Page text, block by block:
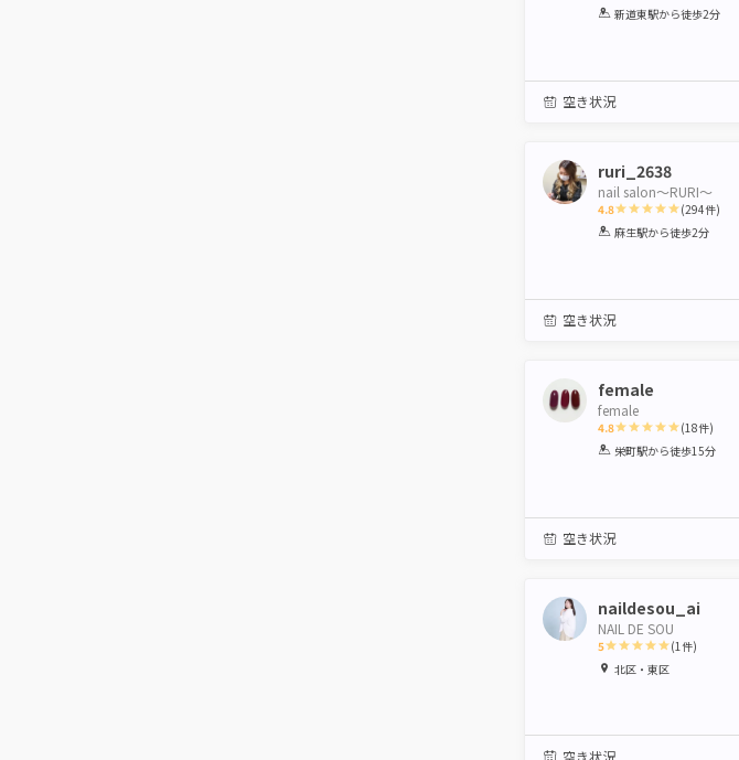
1 2 3 4 5
新道東駅から徒歩2分
空き状況
ruri_2638
nail salon〜RURI〜
4.8
1 2 3 4 5
(294件)
麻生駅から徒歩2分
空き状況
female
female
4.8
1 2 3 4 5
(18件)
栄町駅から徒歩15分
空き状況
naildesou_ai
NAIL DE SOU
5
1 2 3 4 5
(1 件)
北区・東区
空き状況